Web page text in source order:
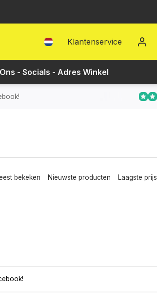
Klantenservice
- Socials - Adres Winkel
bekeken Nieuwste producten Laagste prijs